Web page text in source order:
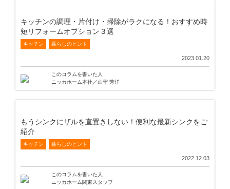
キッチンの調理・片付け・掃除がラクになる！おすすめ時
短リフォームオプション３選
キッチン 暮らしのヒント
2023.01.20
このコラムを書いた人
ニッカホーム本社／山守 芳洋
もうシンクにザルを直置きしない！便利な最新シンクをご
紹介
キッチン 暮らしのヒント
2022.12.03
このコラムを書いた人
ニッカホーム関東スタッフ